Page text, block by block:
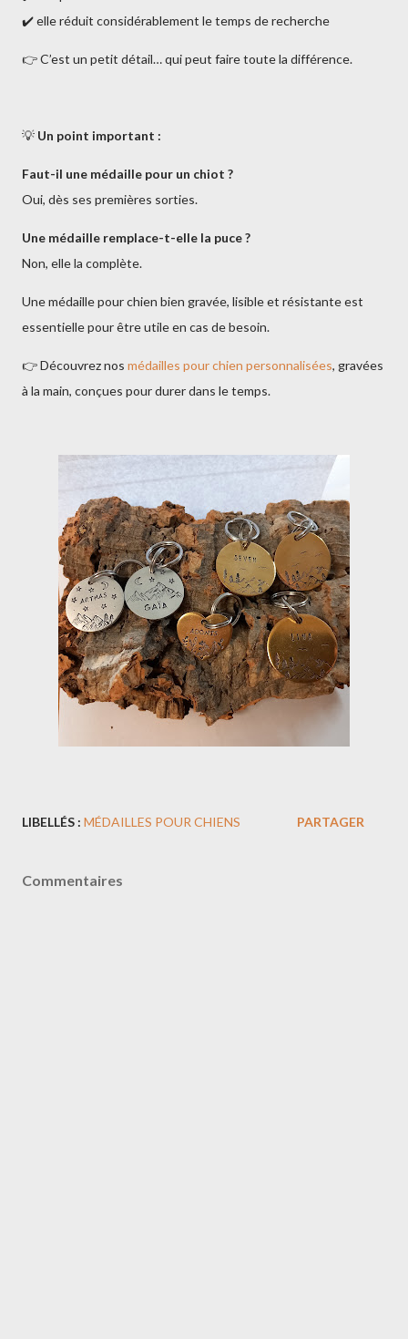
✔️ elle réduit considérablement le temps de recherche
👉 C’est un petit détail… qui peut faire toute la différence.
💡 Un point important :
Faut-il une médaille pour un chiot ?
Oui, dès ses premières sorties.
Une médaille remplace-t-elle la puce ?
Non, elle la complète.
Une médaille pour chien bien gravée, lisible et résistante est
essentielle pour être utile en cas de besoin.
👉 Découvrez nos médailles pour chien personnalisées, gravées
à la main, conçues pour durer dans le temps.
LIBELLÉS : MÉDAILLES POUR CHIENS PARTAGER
Commentaires